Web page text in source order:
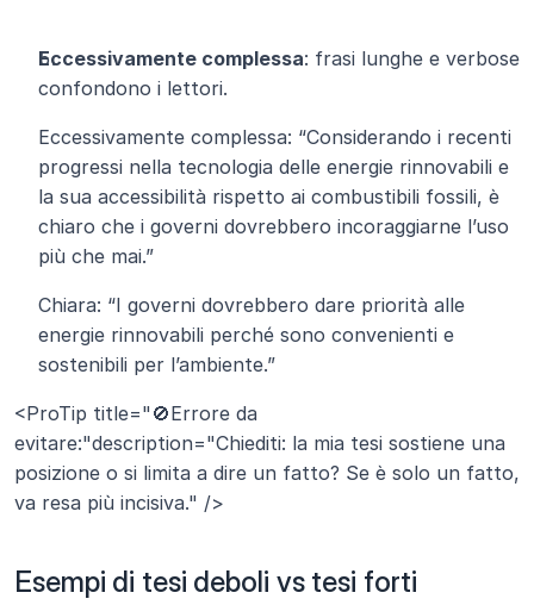
Eccessivamente complessa: frasi lunghe e verbose
confondono i lettori.
Eccessivamente complessa: “Considerando i recenti
progressi nella tecnologia delle energie rinnovabili e
la sua accessibilità rispetto ai combustibili fossili, è
chiaro che i governi dovrebbero incoraggiarne l’uso
più che mai.”
Chiara: “I governi dovrebbero dare priorità alle
energie rinnovabili perché sono convenienti e
sostenibili per l’ambiente.”
<ProTip title="🚫Errore da
evitare:"description="Chiediti: la mia tesi sostiene una
posizione o si limita a dire un fatto? Se è solo un fatto,
va resa più incisiva." />
Esempi di tesi deboli vs tesi forti